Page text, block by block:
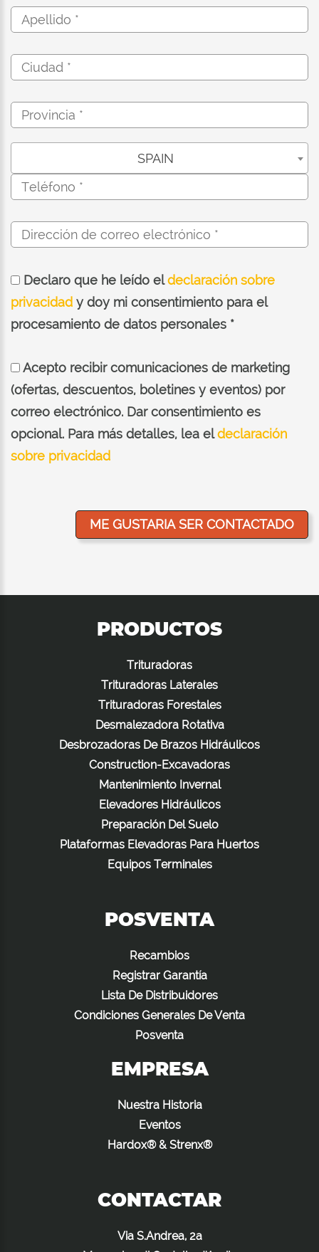
SPAIN
Declaro que he leído eldeclaración sobre
privacidad y doy mi consentimiento para el
procesamiento de datos personales *
Acepto recibir comunicaciones de marketing
(ofertas, descuentos, boletines y eventos) por
correo electrónico. Dar consentimiento es
opcional. Para más detalles, lea eldeclaración
sobre privacidad
PRODUCTOS
Trituradoras
Trituradoras Laterales
Trituradoras Forestales
Desmalezadora Rotativa
Desbrozadoras De Brazos Hidráulicos
Construction-Excavadoras
Mantenimiento Invernal
Elevadores Hidráulicos
Preparación Del Suelo
Plataformas Elevadoras Para Huertos
Equipos Terminales
POSVENTA
Recambios
Registrar Garantía
Lista De Distribuidores
Condiciones Generales De Venta
Posventa
EMPRESA
Nuestra Historia
Eventos
Hardox® & Strenx®
CONTACTAR
Via S.Andrea, 2a